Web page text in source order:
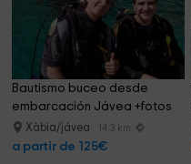
Bautismo buceo desde
embarcación Jávea +fotos
2.5hXàbia/jávea 14.3 km
a partir de 125€